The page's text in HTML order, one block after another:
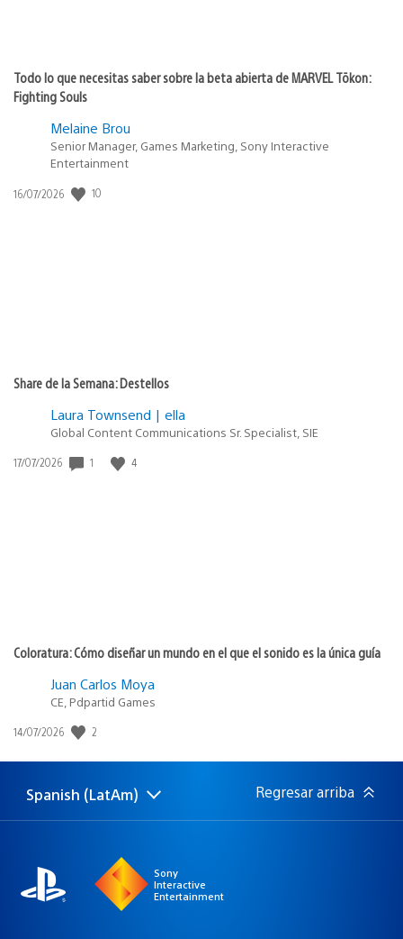
Todo lo que necesitas saber sobre la beta abierta de MARVEL Tōkon:
Fighting Souls
Melaine Brou
Senior Manager, Games Marketing, Sony Interactive
Entertainment
Fecha
16/07/2026 10
Share de la Semana: Destellos
Laura Townsend | ella
Global Content Communications Sr. Specialist, SIE
Fecha
17/07/2026 1 4
Coloratura: Cómo diseñar un mundo en el que el sonido es la única guía
Juan Carlos Moya
CE, Pdpartid Games
Fecha
publicación:
14/07/2026 2
Elige
Región
Spanish (LatAm) Regresar arriba
Sony
Interactive
Entertainment